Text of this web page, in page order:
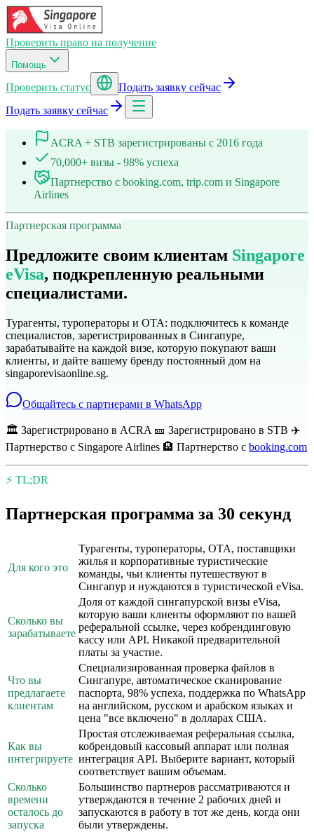
Проверить право на получение
Помощь
Проверить статус
Подать заявку сейчас
Подать заявку сейчас
ACRA + STB зарегистрированы с 2016 года
70,000+ визы - 98% успеха
Партнерство с booking.com, trip.com и Singapore
Airlines
Партнерская программа
Предложите своим клиентам Singapore
eVisa, подкрепленную реальными
специалистами.
Турагенты, туроператоры и OTA: подключитесь к команде
специалистов, зарегистрированных в Сингапуре,
зарабатывайте на каждой визе, которую покупают ваши
клиенты, и дайте вашему бренду постоянный дом на
singaporevisaonline.sg.
Общайтесь с партнерами в WhatsApp
🏛️ Зарегистрировано в ACRA 🎫 Зарегистрировано в STB ✈️
Партнерство с Singapore Airlines 🏨 Партнерство с booking.com
⚡ TL;DR
Партнерская программа за 30 секунд
Для кого это
Турагенты, туроператоры, OTA, поставщики
жилья и корпоративные туристические
команды, чьи клиенты путешествуют в
Сингапур и нуждаются в туристической eVisa.
Сколько вы
зарабатываете
Доля от каждой сингапурской визы eVisa,
которую ваши клиенты оформляют по вашей
реферальной ссылке, через кобрендинговую
кассу или API. Никакой предварительной
платы за участие.
Что вы
предлагаете
клиентам
Специализированная проверка файлов в
Сингапуре, автоматическое сканирование
паспорта, 98% успеха, поддержка по WhatsApp
на английском, русском и арабском языках и
цена "все включено" в долларах США.
Как вы
интегрируете
Простая отслеживаемая реферальная ссылка,
кобрендовый кассовый аппарат или полная
интеграция API. Выберите вариант, который
соответствует вашим объемам.
Сколько
времени
осталось до
запуска
Большинство партнеров рассматриваются и
утверждаются в течение 2 рабочих дней и
запускаются в работу в тот же день, когда они
были утверждены.